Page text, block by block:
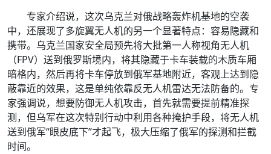
专家介绍说，这次乌克兰对俄战略轰炸机基地的空袭
中，还展现了多旋翼无人机的另一个显著特点：容易隐藏和
携带。乌克兰国家安全局预先将大批第一人称视角无人机
（FPV）送到俄罗斯境内，将其隐藏于卡车装载的木质车厢
暗格内，然后再将卡车停放到俄军基地附近，客观上达到隐
蔽靠近的效果，这是单纯依靠反无人机雷达无法防备的。专
家强调说，想要防御无人机攻击，首先就需要提前精准探
测，但乌军在这次特别行动中利用各种掩护手段，将无人机
送到俄军“眼皮底下”才起飞，极大压缩了俄军的探测和拦截
时间。